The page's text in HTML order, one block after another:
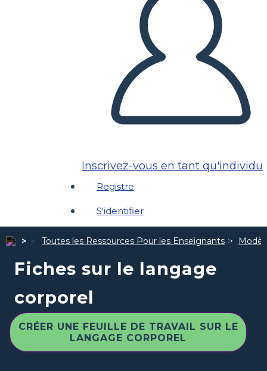
Inscrivez-vous en tant qu'individu
Registre
S'identifier
Toutes les Ressources Pour les Enseignants
Fiches sur le langage
corporel
CRÉER UNE FEUILLE DE TRAVAIL SUR LE
LANGAGE CORPOREL